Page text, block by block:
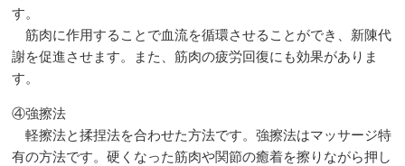
す。
筋肉に作用することで血流を循環させることができ、新陳代
謝を促進させます。また、筋肉の疲労回復にも効果がありま
す。
④強擦法
軽擦法と揉捏法を合わせた方法です。強擦法はマッサージ特
有の方法です。硬くなった筋肉や関節の癒着を擦りながら押し